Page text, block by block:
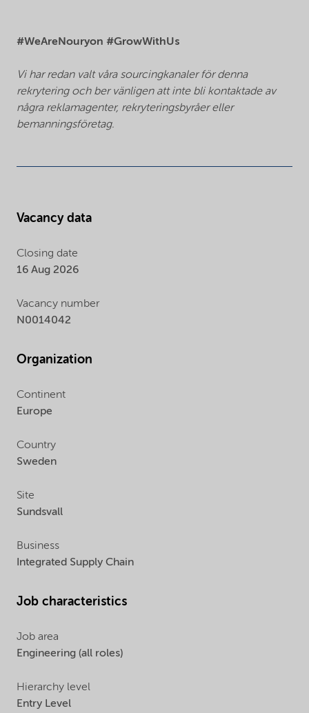
#WeAreNouryon #GrowWithUs
Vi har redan valt våra sourcingkanaler för denna
rekrytering och ber vänligen att inte bli kontaktade av
några reklamagenter, rekryteringsbyråer eller
bemanningsföretag.
Vacancy data
Closing date
16 Aug 2026
Vacancy number
N0014042
Organization
Continent
Europe
Country
Sweden
Site
Sundsvall
Business
Integrated Supply Chain
Job characteristics
Job area
Engineering (all roles)
Hierarchy level
Entry Level